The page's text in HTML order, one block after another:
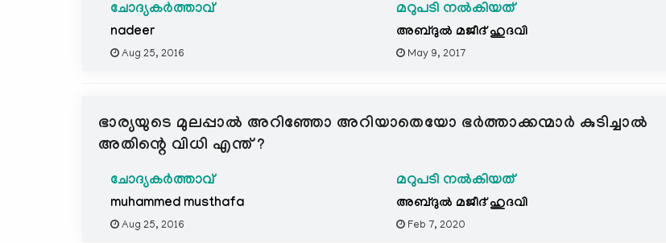
ചോദ്യകർത്താവ്
nadeer
Aug 25, 2016
മറുപടി നൽകിയത്
അബ്ദുല്‍ മജീദ് ഹുദവി
May 9, 2017
ഭാര്യയുടെ മുലപ്പാല്‍ അറിഞ്ഞോ അറിയാതെയോ ഭര്‍ത്താക്കന്മാര്‍ കുടിച്ചാല്‍
അതിന്റെ വിധി എന്ത് ?
ചോദ്യകർത്താവ്
muhammed musthafa
Aug 25, 2016
മറുപടി നൽകിയത്
അബ്ദുല്‍ മജീദ് ഹുദവി
Feb 7, 2020